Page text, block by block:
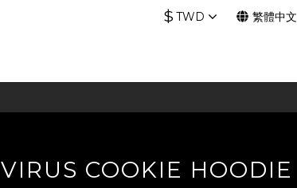
$ TWD 繁體中文
VIRUS COOKIE HOODIE